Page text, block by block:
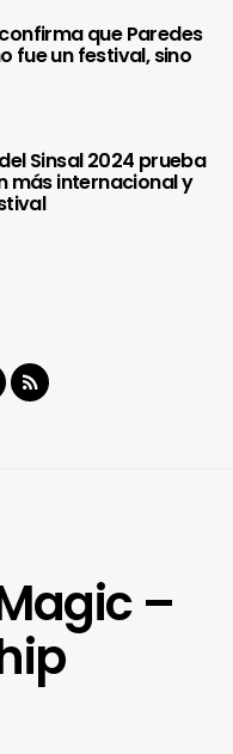
que Paredes
fue un festival, sino
Sinsal 2024 prueba
más internacional y
–